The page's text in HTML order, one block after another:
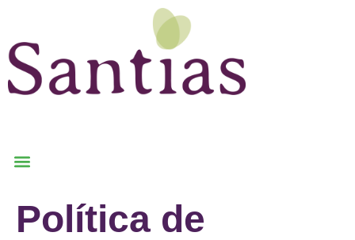
Política de